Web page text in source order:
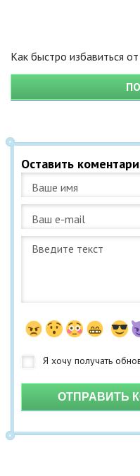
Как быстро избавиться
Оставить
ОТПРАВИТЬ